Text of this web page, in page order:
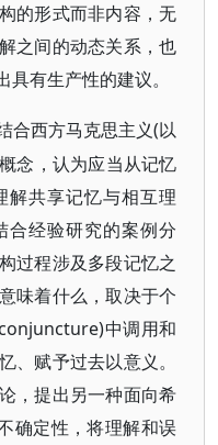
的形式而非内容，无
之间的动态关系，也
有生产性的建议。
合西方马克思主义(以
念，认为应当从记忆
解共享记忆与相互理
合经验研究的案例分
过程涉及多段记忆之
味着什么，取决于个
中调用和
、赋予过去以意义。
，提出另一种面向希
确定性，将理解和误